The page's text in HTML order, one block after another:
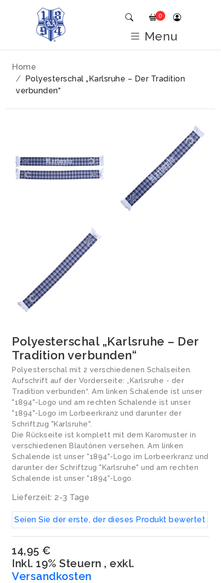
Home
Polyesterschal „Karlsruhe – Der Tradition
verbunden“
Polyesterschal „Karlsruhe – Der
Tradition verbunden“
Polyesterschal mit 2 verschiedenen Schalseiten.
Aufschrift auf der Vorderseite: „Karlsruhe - der
Tradition verbunden“. Am linken Schalende ist unser
"1894"-Logo und am rechten Schalende ist unser
"1894"-Logo im Lorbeerkranz und darunter der
Schriftzug "Karlsruhe".
Die Rückseite ist komplett mit dem Karomuster in
verschiedenen Blautönen versehen. Am linken
Schalende ist unser "1894"-Logo im Lorbeerkranz und
darunter der Schriftzug "Karlsruhe" und am rechten
Schalende ist unser "1894"-Logo.
Lieferzeit: 2-3 Tage
Seien Sie der erste, der dieses Produkt bewertet
14,95 €
Inkl. 19% Steuern , exkl.
Versandkosten
0
Menu